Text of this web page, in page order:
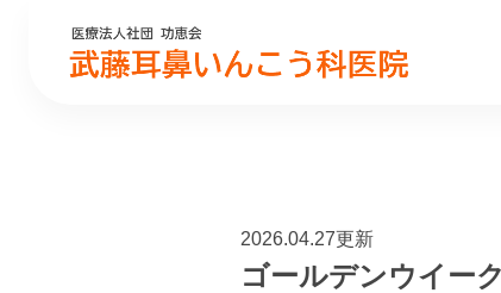
2026.04.27更新
ゴールデンウイー